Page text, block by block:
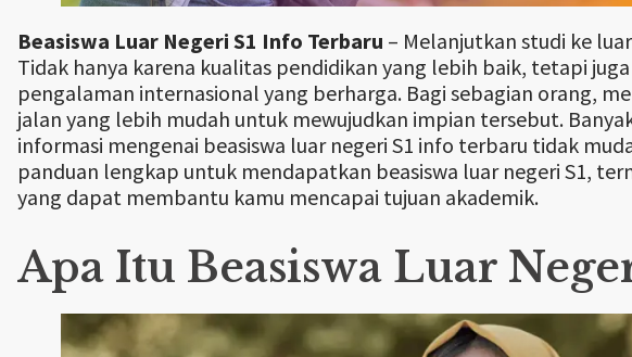
Beasiswa Luar Negeri S1 Info Terbaru – Melanjutkan studi ke
Tidak hanya karena kualitas pendidikan yang lebih baik, tetapi
pengalaman internasional yang berharga. Bagi sebagian orang,
jalan yang lebih mudah untuk mewujudkan impian tersebut.
informasi mengenai beasiswa luar negeri S1 info terbaru tidak
panduan lengkap untuk mendapatkan beasiswa luar negeri S1,
yang dapat membantu kamu mencapai tujuan akademik.
Apa Itu Beasiswa Luar